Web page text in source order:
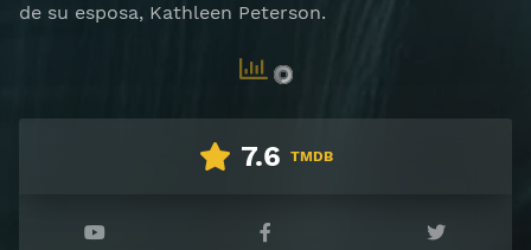
de su esposa, Kathleen Peterson.
7.6 TMDB